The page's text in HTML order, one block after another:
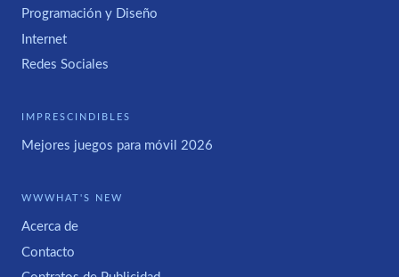
Programación y Diseño
Internet
Redes Sociales
IMPRESCINDIBLES
Mejores juegos para móvil 2026
WWWHAT'S NEW
Acerca de
Contacto